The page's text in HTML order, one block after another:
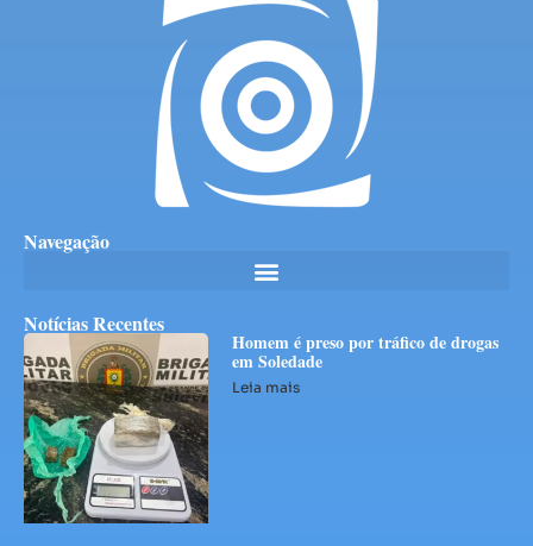
Navegação
Notícias Recentes
Homem é preso por tráfico de drogas
em Soledade
Leia mais